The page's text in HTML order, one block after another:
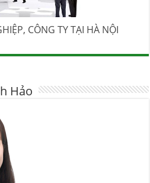
CÔNG TY TẠI HÀ NỘI
Hảo